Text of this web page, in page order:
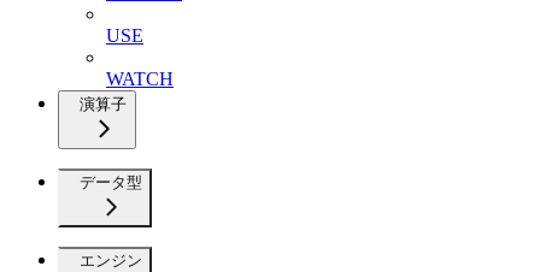
USE
WATCH
演算子
データ型
エンジン